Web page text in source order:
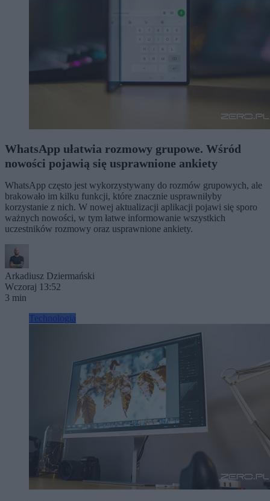
WhatsApp ułatwia rozmowy grupowe. Wśród
nowości pojawią się usprawnione ankiety
WhatsApp często jest wykorzystywany do rozmów grupowych, ale
brakowało im kilku funkcji, które znacznie usprawniłyby
korzystanie z nich. W nowej aktualizacji aplikacji pojawi się sporo
ważnych nowości, w tym łatwe informowanie wszystkich
uczestników rozmowy oraz usprawnione ankiety.
Arkadiusz Dziermański
Wczoraj 13:52
3 min
Technologia